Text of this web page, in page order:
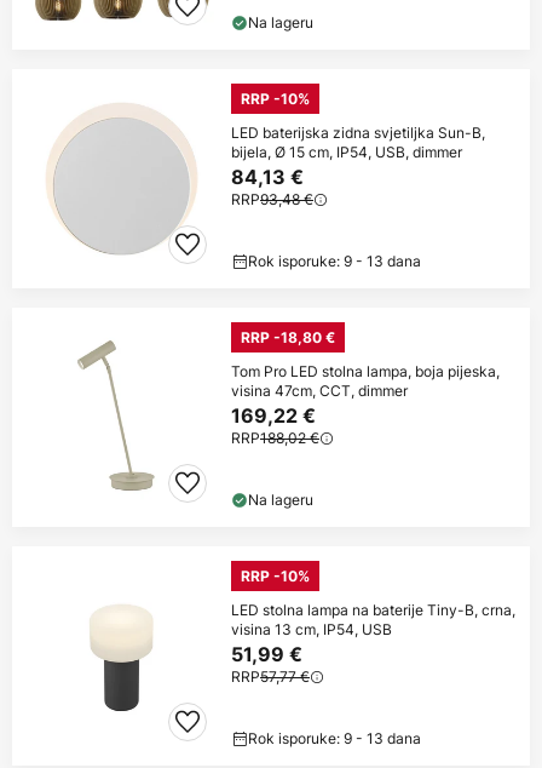
Na lageru
RRP -10%
LED baterijska zidna svjetiljka Sun-B,
bijela, Ø 15 cm, IP54, USB, dimmer
84,13 €
RRP93,48 €
Rok isporuke: 9 - 13 dana
RRP -18,80 €
Tom Pro LED stolna lampa, boja pijeska,
visina 47cm, CCT, dimmer
169,22 €
RRP188,02 €
Na lageru
RRP -10%
LED stolna lampa na baterije Tiny-B, crna,
visina 13 cm, IP54, USB
51,99 €
RRP57,77 €
Rok isporuke: 9 - 13 dana